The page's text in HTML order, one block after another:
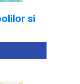
si